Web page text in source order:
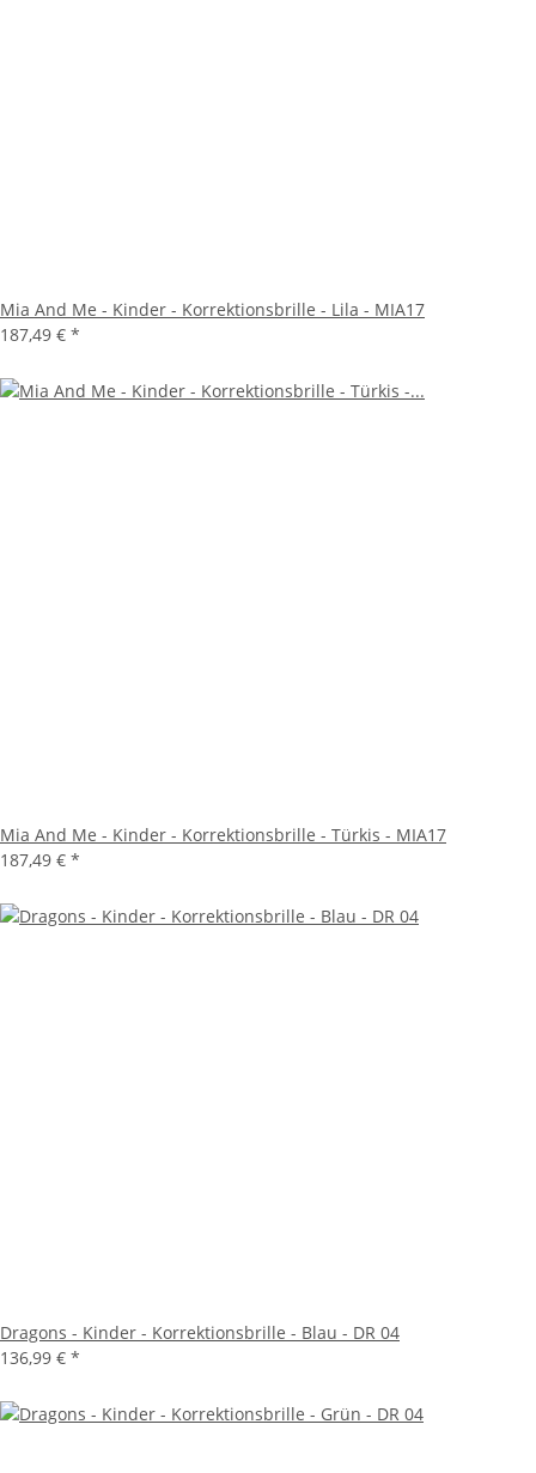
Mia And Me - Kinder - Korrektionsbrille - Lila - MIA17
187,49 € *
Mia And Me - Kinder - Korrektionsbrille - Türkis - MIA17
187,49 € *
Dragons - Kinder - Korrektionsbrille - Blau - DR 04
136,99 € *